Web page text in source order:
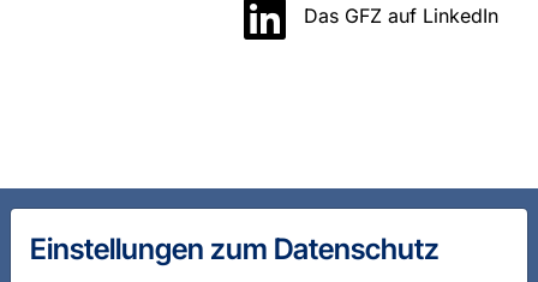
Das GFZ auf LinkedIn
Einstellungen zum Datenschutz